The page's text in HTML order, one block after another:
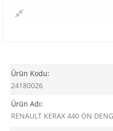
Ürün Kodu:
24180026
Ürün Adı:
RENAULT KERAX 440 ÖN